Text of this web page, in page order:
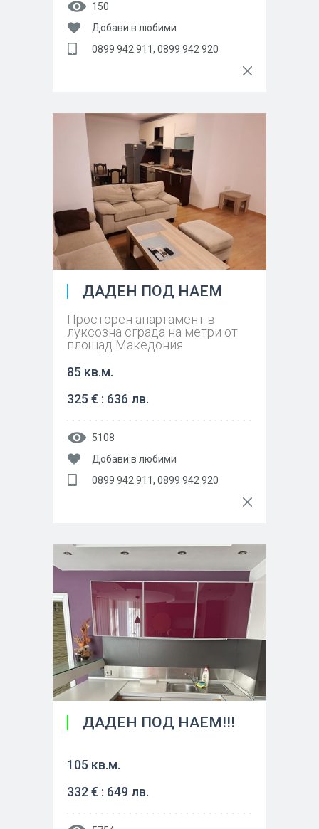
150
Добави в любими
0899 942 911, 0899 942 920
ДАДЕН ПОД НАЕМ
Просторен апартамент в
луксозна сграда на метри от
площад Македония
85 кв.м.
325 € : 636 лв.
5108
Добави в любими
0899 942 911, 0899 942 920
ДАДЕН ПОД НАЕМ!!!
105 кв.м.
332 € : 649 лв.